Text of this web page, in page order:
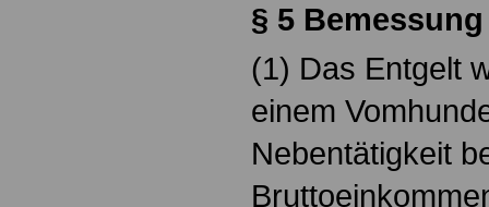
§ 5
(1) Das Entgelt
einem
Nebentätigkeit